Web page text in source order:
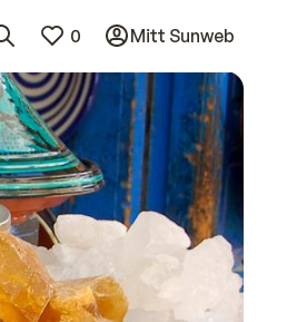
0 Mitt Sunweb